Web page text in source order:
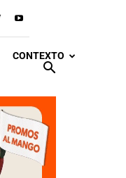
CONTEXTO